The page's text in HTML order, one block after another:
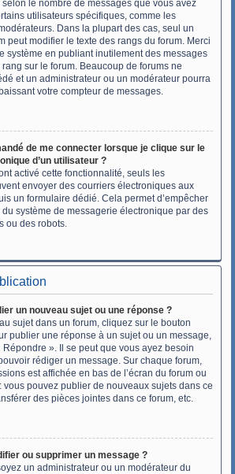
le nombre de messages que vous avez
utilisateurs spécifiques, comme les
Dans la plupart des cas, seul un
peut modifier le texte des rangs du forum. Merci
système en publiant inutilement des messages
sur le forum. Beaucoup de forums ne
et un administrateur ou un modérateur pourra
votre compteur de messages.
de me connecter lorsque je clique sur le
d’un utilisateur ?
activé cette fonctionnalité, seuls les
envoyer des courriers électroniques aux
un formulaire dédié. Cela permet d’empêcher
système de messagerie électronique par des
ou des robots.
un nouveau sujet ou une réponse ?
sujet dans un forum, cliquez sur le bouton
publier une réponse à un sujet ou un message,
». Il se peut que vous ayez besoin
rédiger un message. Sur chaque forum,
est affichée en bas de l’écran du forum ou
vous pouvez publier de nouveaux sujets dans ce
des pièces jointes dans ce forum, etc.
ou supprimer un message ?
un administrateur ou un modérateur du